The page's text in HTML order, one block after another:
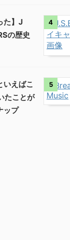
4
た】J
の歴史
5
いえばこ
たことが
ップ